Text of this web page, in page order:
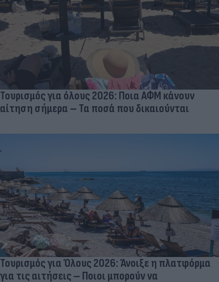
Τουρισμός για όλους 2026: Ποια ΑΦΜ κάνουν
αίτηση σήμερα – Τα ποσά που δικαιούνται
Τουρισμός για Όλους 2026: Άνοιξε η πλατφόρμα
για τις αιτήσεις – Ποιοι μπορούν να